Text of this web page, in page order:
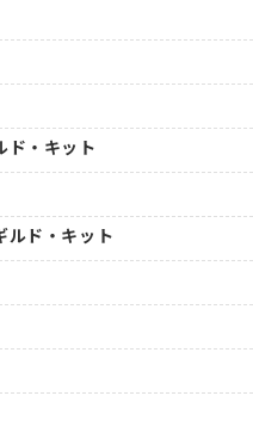
ド・キット
ルド・キット